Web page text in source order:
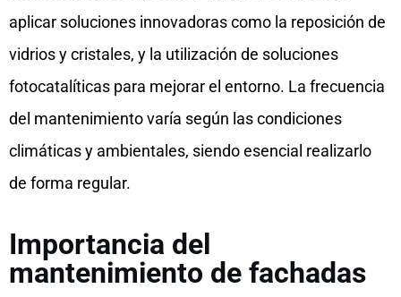
aplicar soluciones innovadoras como la reposición de
vidrios y cristales, y la utilización de soluciones
fotocatalíticas para mejorar el entorno. La frecuencia
del mantenimiento varía según las condiciones
climáticas y ambientales, siendo esencial realizarlo
de forma regular.
Importancia del
mantenimiento de fachadas